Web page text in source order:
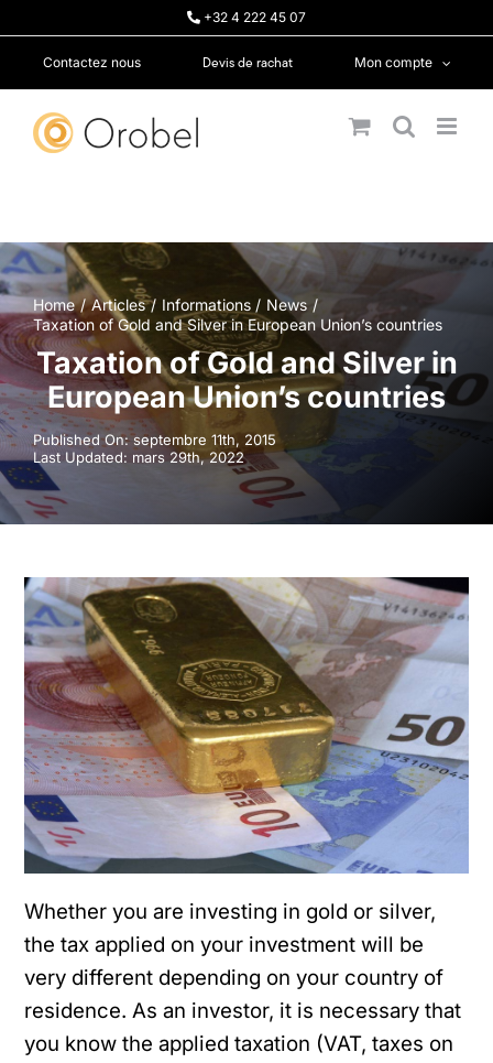
+32 4 222 45 07
Contactez nous Devis de rachat Mon compte
Home Articles Informations
News
Taxation of Gold and Silver in European Union’s countries
Taxation of Gold and Silver in
European Union’s countries
Published On: septembre 11th, 2015
Last Updated: mars 29th, 2022
Whether you are investing in gold or silver,
the tax applied on your investment will be
very different depending on your country of
residence. As an investor, it is necessary that
you know the applied taxation (VAT, taxes on